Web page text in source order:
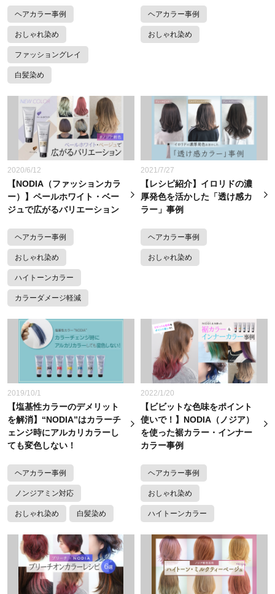
ヘアカラー事例
おしゃれ染め
ファッショングレイ
白髪染め
ヘアカラー事例
おしゃれ染め
2020/6/12
【NODIA（ファッションカラ
ー）】ペールホワイト・ベー
ジュで広がるバリエーション
ヘアカラー事例
おしゃれ染め
ハイトーンカラー
カラーダメージ軽減
2021/7/27
【レシピ紹介】イロリドの濃
厚発色を活かした「透け感カ
ラー」事例
ヘアカラー事例
おしゃれ染め
2019/10/1
【塩基性カラーのデメリット
を解消】“NODIA”はカラーチ
ェンジ時にアルカリカラーし
ても変色しない！
ヘアカラー事例
ノンジアミン対応
おしゃれ染め 白髪染め
2022/1/20
【ビビットな色味をポイント
使いで！】NODIA（ノジア）
を使った裾カラー・インナー
カラー事例
ヘアカラー事例
おしゃれ染め
ハイトーンカラー